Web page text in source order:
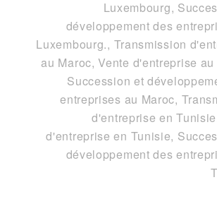
Luxembourg,
développement des
Luxembourg., Transmission
au Maroc, Vente d'entreprise au
Succession et
entreprises au Maroc,
d'entreprise en
d'entreprise en Tunisie,
développement des